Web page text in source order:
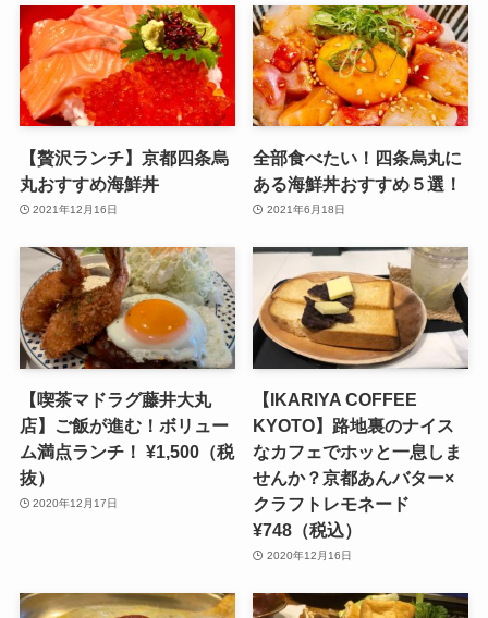
【贅沢ランチ】京都四条烏
丸おすすめ海鮮丼
2021年12月16日
全部食べたい！四条烏丸に
ある海鮮丼おすすめ５選！
2021年6月18日
【喫茶マドラグ藤井大丸
店】ご飯が進む！ボリュー
ム満点ランチ！ ¥1,500（税
抜）
2020年12月17日
【IKARIYA COFFEE
KYOTO】路地裏のナイス
なカフェでホッと一息しま
せんか？京都あんバター×
クラフトレモネード
¥748（税込）
2020年12月16日